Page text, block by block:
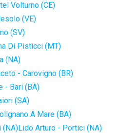
Volturno (CE)
(VE)
(SV)
Di Pisticci (MT)
(NA)
- Carovigno (BR)
- Bari (BA)
(SA)
A Mare (BA)
(NA)Lido Arturo - Portici (NA)